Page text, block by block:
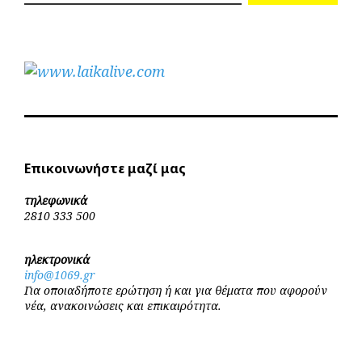
Επικοινωνήστε μαζί μας
τηλεφωνικά
2810 333 500
ηλεκτρονικά
info@1069.gr
Για οποιαδήποτε ερώτηση ή και για θέματα που αφορούν
νέα, ανακοινώσεις και επικαιρότητα.